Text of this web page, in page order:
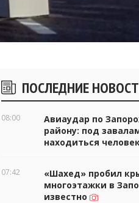
Боковые
виджеты
ПОСЛЕДНИЕ
08:00
Авиаудар по
району: под
находиться
07:42
«Шахед» пробил
многоэтажки в
известно